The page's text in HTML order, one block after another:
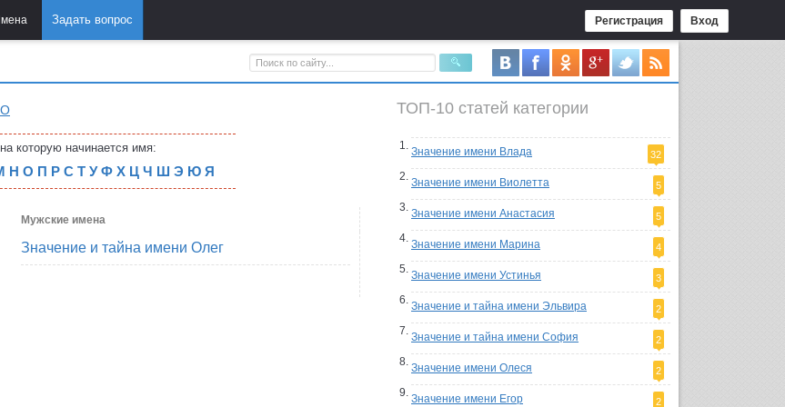
Регистрация Вход
Задать вопрос
О
которую начинается имя:
Н О П Р С Т У Ф Х Ц Ч Ш Э Ю Я
Мужские имена
Значение и тайна имени Олег
ТОП-10 статей категории
Значение имени Влада 32
Значение имени Виолетта 5
Значение имени Анастасия 5
Значение имени Марина 4
Значение имени Устинья 3
Значение и тайна имени Эльвира 2
Значение и тайна имени София 2
Значение имени Олеся 2
Значение имени Егор 2